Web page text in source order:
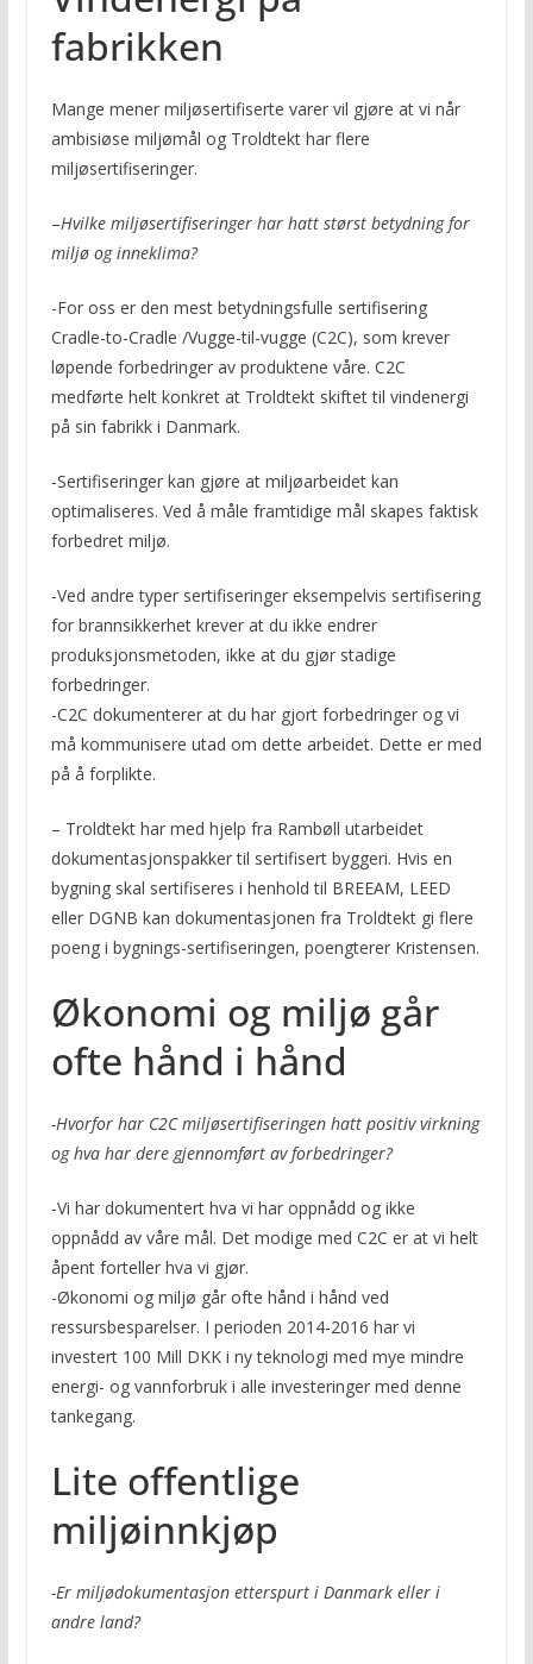
fabrikken
Mange mener miljøsertifiserte varer vil gjøre at vi når
ambisiøse miljømål og Troldtekt har flere
miljøsertifiseringer.
–Hvilke miljøsertifiseringer har hatt størst betydning for
miljø og inneklima?
-For oss er den mest betydningsfulle sertifisering
Cradle-to-Cradle /Vugge-til-vugge (C2C), som krever
løpende forbedringer av produktene våre. C2C
medførte helt konkret at Troldtekt skiftet til vindenergi
på sin fabrikk i Danmark.
-Sertifiseringer kan gjøre at miljøarbeidet kan
optimaliseres. Ved å måle framtidige mål skapes faktisk
forbedret miljø.
-Ved andre typer sertifiseringer eksempelvis sertifisering
for brannsikkerhet krever at du ikke endrer
produksjonsmetoden, ikke at du gjør stadige
forbedringer.
-C2C dokumenterer at du har gjort forbedringer og vi
må kommunisere utad om dette arbeidet. Dette er med
på å forplikte.
– Troldtekt har med hjelp fra Rambøll utarbeidet
dokumentasjonspakker til sertifisert byggeri. Hvis en
bygning skal sertifiseres i henhold til BREEAM, LEED
eller DGNB kan dokumentasjonen fra Troldtekt gi flere
poeng i bygnings-sertifiseringen, poengterer Kristensen.
Økonomi og miljø går
ofte hånd i hånd
-Hvorfor har C2C miljøsertifiseringen hatt positiv virkning
og hva har dere gjennomført av forbedringer?
-Vi har dokumentert hva vi har oppnådd og ikke
oppnådd av våre mål. Det modige med C2C er at vi helt
åpent forteller hva vi gjør.
-Økonomi og miljø går ofte hånd i hånd ved
ressursbesparelser. I perioden 2014-2016 har vi
investert 100 Mill DKK i ny teknologi med mye mindre
energi- og vannforbruk i alle investeringer med denne
tankegang.
Lite offentlige
miljøinnkjøp
-Er miljødokumentasjon etterspurt i Danmark eller i
andre land?